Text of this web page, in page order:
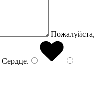
Пожалуйста,
Сердце.